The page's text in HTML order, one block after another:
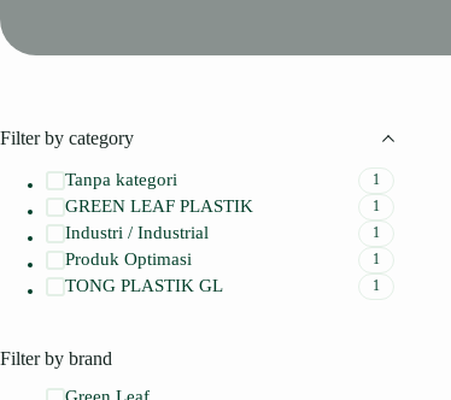
Filter by category
Tanpa kategori 1
GREEN LEAF PLASTIK 1
Industri / Industrial 1
Produk Optimasi 1
TONG PLASTIK GL 1
Filter by brand